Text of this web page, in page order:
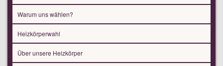
Warum uns wählen?
Heizkörperwahl
Über unsere Heizkörper